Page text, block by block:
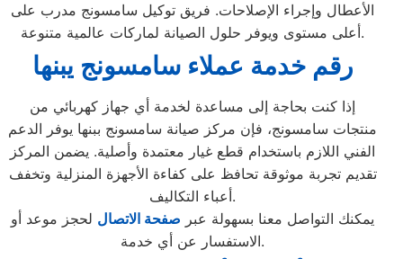
الأعطال وإجراء الإصلاحات. فريق توكيل سامسونج مدرب على
أعلى مستوى ويوفر حلول الصيانة لماركات عالمية متنوعة.
رقم خدمة عملاء سامسونج يبنها
إذا كنت بحاجة إلى مساعدة لخدمة أي جهاز كهربائي من
منتجات سامسونج، فإن مركز صيانة سامسونج ببنها يوفر الدعم
الفني اللازم باستخدام قطع غيار معتمدة وأصلية. يضمن المركز
تقديم تجربة موثوقة تحافظ على كفاءة الأجهزة المنزلية وتخفف
أعباء التكاليف.
يمكنك التواصل معنا بسهولة عبر صفحة الاتصال لحجز موعد أو
الاستفسار عن أي خدمة.